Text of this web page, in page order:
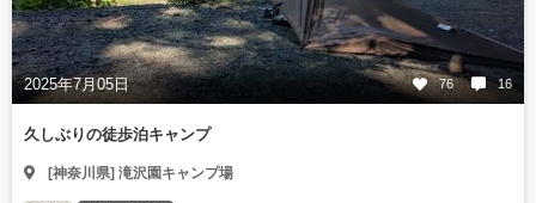
2025年7月05日 76 16
久しぶりの徒歩泊キャンプ
[神奈川県] 滝沢園キャンプ場